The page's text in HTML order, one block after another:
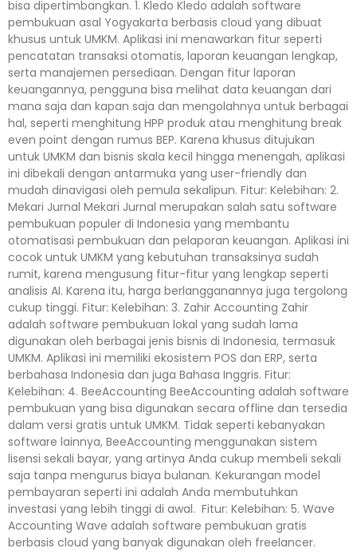
bisa dipertimbangkan. 1. Kledo Kledo adalah software
pembukuan asal Yogyakarta berbasis cloud yang dibuat
khusus untuk UMKM. Aplikasi ini menawarkan fitur seperti
pencatatan transaksi otomatis, laporan keuangan lengkap,
serta manajemen persediaan. Dengan fitur laporan
keuangannya, pengguna bisa melihat data keuangan dari
mana saja dan kapan saja dan mengolahnya untuk berbagai
hal, seperti menghitung HPP produk atau menghitung break
even point dengan rumus BEP. Karena khusus ditujukan
untuk UMKM dan bisnis skala kecil hingga menengah, aplikasi
ini dibekali dengan antarmuka yang user-friendly dan
mudah dinavigasi oleh pemula sekalipun. Fitur: Kelebihan: 2.
Mekari Jurnal Mekari Jurnal merupakan salah satu software
pembukuan populer di Indonesia yang membantu
otomatisasi pembukuan dan pelaporan keuangan. Aplikasi ini
cocok untuk UMKM yang kebutuhan transaksinya sudah
rumit, karena mengusung fitur-fitur yang lengkap seperti
analisis AI. Karena itu, harga berlangganannya juga tergolong
cukup tinggi. Fitur: Kelebihan: 3. Zahir Accounting Zahir
adalah software pembukuan lokal yang sudah lama
digunakan oleh berbagai jenis bisnis di Indonesia, termasuk
UMKM. Aplikasi ini memiliki ekosistem POS dan ERP, serta
berbahasa Indonesia dan juga Bahasa Inggris. Fitur:
Kelebihan: 4. BeeAccounting BeeAccounting adalah software
pembukuan yang bisa digunakan secara offline dan tersedia
dalam versi gratis untuk UMKM. Tidak seperti kebanyakan
software lainnya, BeeAccounting menggunakan sistem
lisensi sekali bayar, yang artinya Anda cukup membeli sekali
saja tanpa mengurus biaya bulanan. Kekurangan model
pembayaran seperti ini adalah Anda membutuhkan
investasi yang lebih tinggi di awal. Fitur: Kelebihan: 5. Wave
Accounting Wave adalah software pembukuan gratis
berbasis cloud yang banyak digunakan oleh freelancer.